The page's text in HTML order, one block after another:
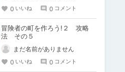
0 いいね 0 コメント
冒険者の町を作ろう!２ 攻略
法 その５
まだ名前がありません
0 いいね 0 コメント